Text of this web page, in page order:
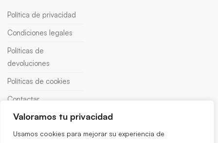
Valoramos tu privacidad
Usamos cookies para mejorar su experiencia de
Política de privacidad
Condiciones legales
Políticas de
devoluciones
Políticas de cookies
Contactar